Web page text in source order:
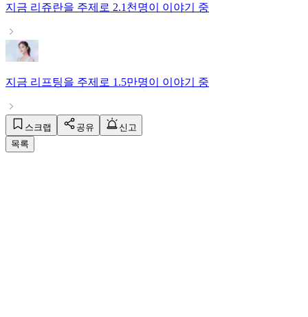
지금 리쥬란을 주제로 2.1천명이 이야기 중
지금 리프팅을 주제로 1.5만명이 이야기 중
스크랩 공유
신고
목록